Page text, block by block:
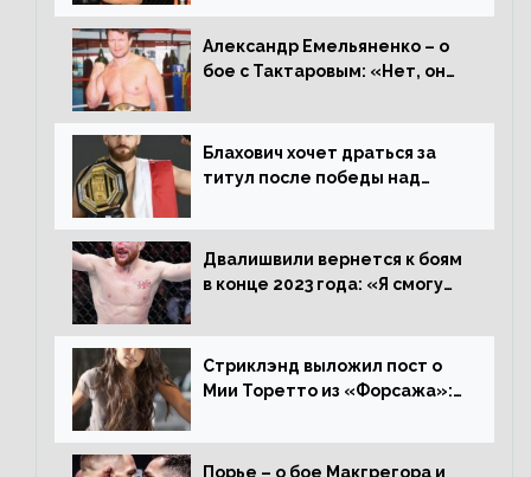
драться с ним»
Александр Емельяненко – о
бое с Тактаровым: «Нет, он
Блахович хочет драться за
титул после победы над
увезти пояс в Польшу»
Двалишвили вернется к боям
в конце 2023 года: «Я смогу
Стриклэнд выложил пост о
Мии Торетто из «Форсажа»:
смотреть этот отсталый
фильм»
Порье – о бое Макгрегора и